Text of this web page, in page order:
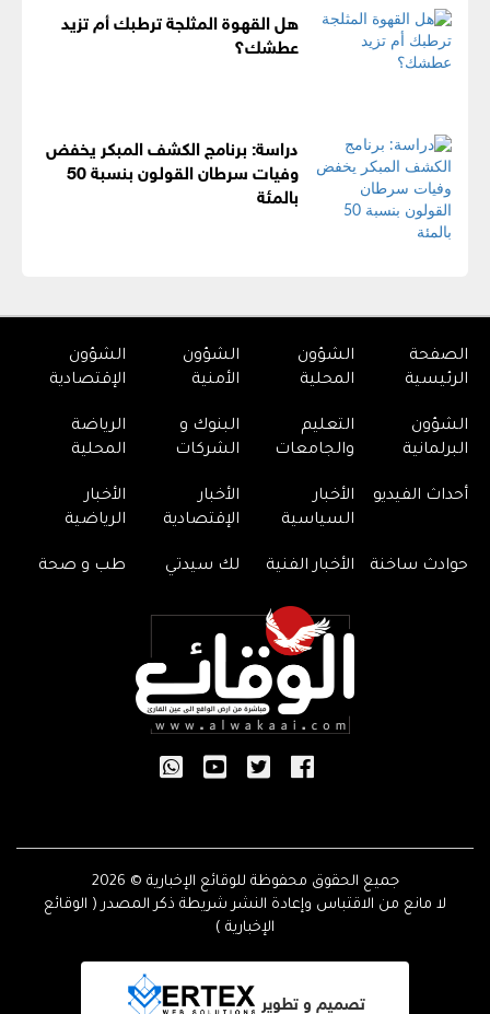
هل القهوة المثلجة ترطبك أم تزيد
عطشك؟
دراسة: برنامج الكشف المبكر يخفض
وفيات سرطان القولون بنسبة 50
بالمئة
الصفحة
الرئيسية
الشؤون
المحلية
الشؤون
الأمنية
الشؤون
الإقتصادية
الشؤون
البرلمانية
التعليم
والجامعات
البنوك و
الشركات
الرياضة
المحلية
أحداث الفيديو
الأخبار
السياسية
الأخبار
الإقتصادية
الأخبار
الرياضية
حوادث ساخنة الأخبار الفنية لك سيدتي طب و صحة
جميع الحقوق محفوظة للوقائع الإخبارية © 2026
لا مانع من الاقتباس وإعادة النشر شريطة ذكر المصدر ( الوقائع
الإخبارية )
تصميم و تطوير